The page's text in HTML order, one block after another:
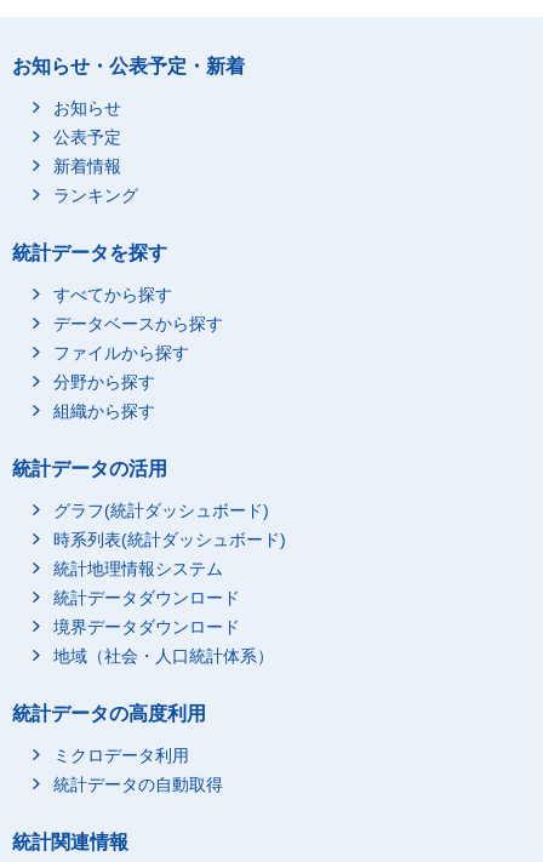
お知らせ・公表予定・新着
お知らせ
公表予定
新着情報
ランキング
統計データを探す
すべてから探す
データベースから探す
ファイルから探す
分野から探す
組織から探す
統計データの活用
グラフ(統計ダッシュボード)
時系列表(統計ダッシュボード)
統計地理情報システム
統計データダウンロード
境界データダウンロード
地域（社会・人口統計体系）
統計データの高度利用
ミクロデータ利用
統計データの自動取得
統計関連情報